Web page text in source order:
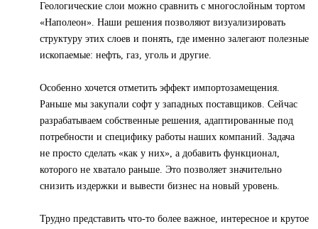
Геологические слои можно сравнить с многослойным тортом
«Наполеон». Наши решения позволяют визуализировать
структуру этих слоев и понять, где именно залегают полезные
ископаемые: нефть, газ, уголь и другие.
Особенно хочется отметить эффект импортозамещения.
Раньше мы закупали софт у западных поставщиков. Сейчас
разрабатываем собственные решения, адаптированные под
потребности и специфику работы наших компаний. Задача
не просто сделать «как у них», а добавить функционал,
которого не хватало раньше. Это позволяет значительно
снизить издержки и вывести бизнес на новый уровень.
Трудно представить что-то более важное, интересное и крутое